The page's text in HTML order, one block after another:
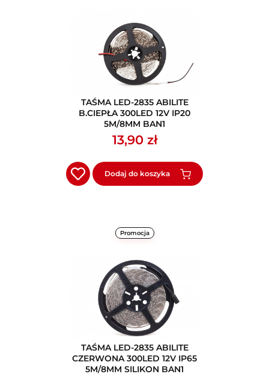
TAŚMA LED-2835 ABILITE
B.CIEPŁA 300LED 12V IP20
5M/8MM BAN1
13,90 zł
Dodaj do koszyka
Promocja
TAŚMA LED-2835 ABILITE
CZERWONA 300LED 12V IP65
5M/8MM SILIKON BAN1